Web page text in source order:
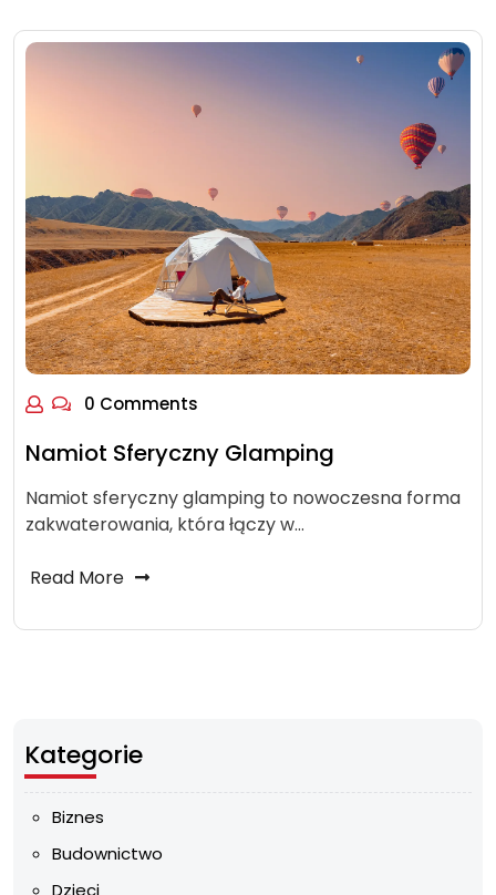
0 Comments
Namiot Sferyczny Glamping
Namiot sferyczny glamping to nowoczesna forma
zakwaterowania, która łączy w…
Read More
Kategorie
Biznes
Budownictwo
Dzieci